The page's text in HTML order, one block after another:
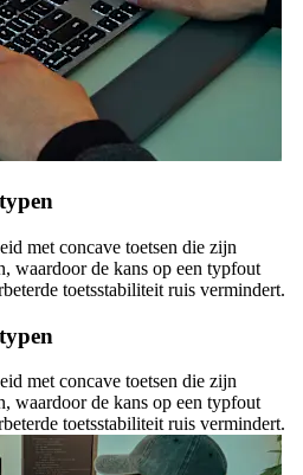
met concave toetsen die zijn
waardoor de kans op een typfout
toetsstabiliteit ruis vermindert.
met concave toetsen die zijn
waardoor de kans op een typfout
toetsstabiliteit ruis vermindert.